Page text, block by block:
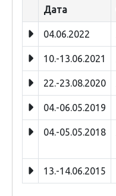
Дата
04.06.2022
10.-13.06.2021
22.-23.08.2020
04.-06.05.2019
04.-05.05.2018
13.-14.06.2015